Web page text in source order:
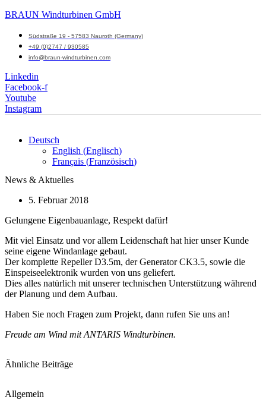
BRAUN Windturbinen GmbH
Südstraße 19 - 57583 Nauroth (Germany)
+49 (0)2747 / 930585
info@braun-windturbinen.com
Linkedin
Facebook-f
Youtube
Instagram
Deutsch
English (Englisch)
Français (Französisch)
News & Aktuelles
5. Februar 2018
Gelungene Eigenbauanlage, Respekt dafür!
Mit viel Einsatz und vor allem Leidenschaft hat hier unser Kunde
seine eigene Windanlage gebaut.
Der komplette Repeller D3.5m, der Generator CK3.5, sowie die
Einspeiseelektronik wurden von uns geliefert.
Dies alles natürlich mit unserer technischen Unterstützung während
der Planung und dem Aufbau.
Haben Sie noch Fragen zum Projekt, dann rufen Sie uns an!
Freude am Wind mit ANTARIS Windturbinen.
Ähnliche Beiträge
Allgemein